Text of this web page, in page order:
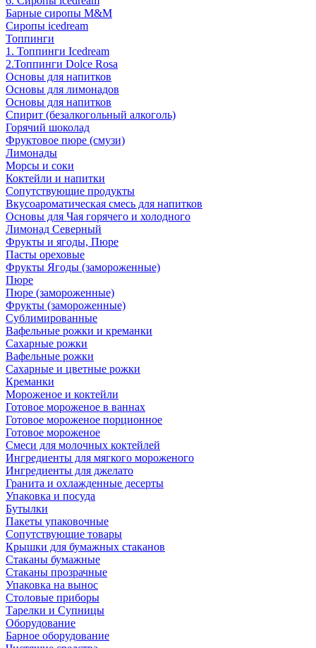
Барные сиропы M&M
Сиропы icedream
Топпинги
1. Топпинги Icedream
2.Топпинги Dolce Rosa
Основы для напитков
Основы для лимонадов
Основы для напитков
Спирит (безалкогольный алкоголь)
Горячий шоколад
Фруктовое пюре (смузи)
Лимонады
Морсы и соки
Коктейли и напитки
Сопутствующие продукты
Вкусоароматическая смесь для напитков
Основы для Чая горячего и холодного
Лимонад Северный
Фрукты и ягоды, Пюре
Пасты ореховые
Фрукты Ягоды (замороженные)
Пюре
Пюре (замороженные)
Фрукты (замороженные)
Сублимированные
Вафельные рожки и креманки
Сахарные рожки
Вафельные рожки
Сахарные и цветные рожки
Креманки
Мороженое и коктейли
Готовое мороженое в ваннах
Готовое мороженое порционное
Готовое мороженое
Смеси для молочных коктейлей
Ингредиенты для мягкого мороженого
Ингредиенты для джелато
Гранита и охлажденные десерты
Упаковка и посуда
Бутылки
Пакеты упаковочные
Сопутствующие товары
Крышки для бумажных стаканов
Стаканы бумажные
Стаканы прозрачные
Упаковка на вынос
Столовые приборы
Тарелки и Супницы
Оборудование
Барное оборудование